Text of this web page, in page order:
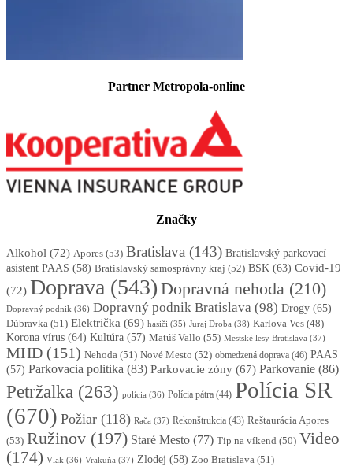
Partner Metropola-online
Značky
Alkohol (72) Apores (53) Bratislava (143) Bratislavský parkovací
asistent PAAS (58) Bratislavský samosprávny kraj (52) BSK (63) Covid-19
(72) Doprava (543) Dopravná nehoda (210)
Dopravný podnik (36) Dopravný podnik Bratislava (98) Drogy (65)
Dúbravka (51) Električka (69) hasiči (35) Juraj Droba (38) Karlova Ves (48)
Korona vírus (64) Kultúra (57) Matúš Vallo (55) Mestské lesy Bratislava (37)
MHD (151) Nehoda (51) Nové Mesto (52) obmedzená doprava (46) PAAS
(57) Parkovacia politika (83) Parkovacie zóny (67) Parkovanie (86)
Petržalka (263) polícia (36) Polícia pátra (44) Polícia SR
(670) Požiar (118) Rača (37) Rekonštrukcia (43) Reštaurácia Apores
(53) Ružinov (197) Staré Mesto (77) Tip na víkend (50) Video
(174) Vlak (36) Vrakuňa (37) Zlodej (58) Zoo Bratislava (51)